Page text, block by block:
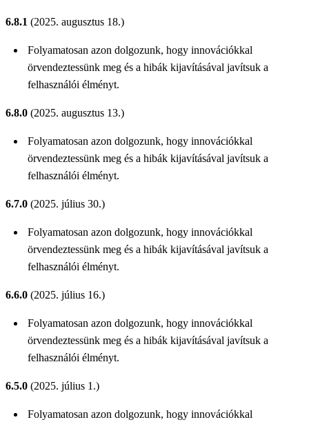
6.8.1 (2025. augusztus 18.)
Folyamatosan azon dolgozunk, hogy innovációkkal
örvendeztessünk meg és a hibák kijavításával javítsuk a
felhasználói élményt.
6.8.0 (2025. augusztus 13.)
Folyamatosan azon dolgozunk, hogy innovációkkal
örvendeztessünk meg és a hibák kijavításával javítsuk a
felhasználói élményt.
6.7.0 (2025. július 30.)
Folyamatosan azon dolgozunk, hogy innovációkkal
örvendeztessünk meg és a hibák kijavításával javítsuk a
felhasználói élményt.
6.6.0 (2025. július 16.)
Folyamatosan azon dolgozunk, hogy innovációkkal
örvendeztessünk meg és a hibák kijavításával javítsuk a
felhasználói élményt.
6.5.0 (2025. július 1.)
Folyamatosan azon dolgozunk, hogy innovációkkal